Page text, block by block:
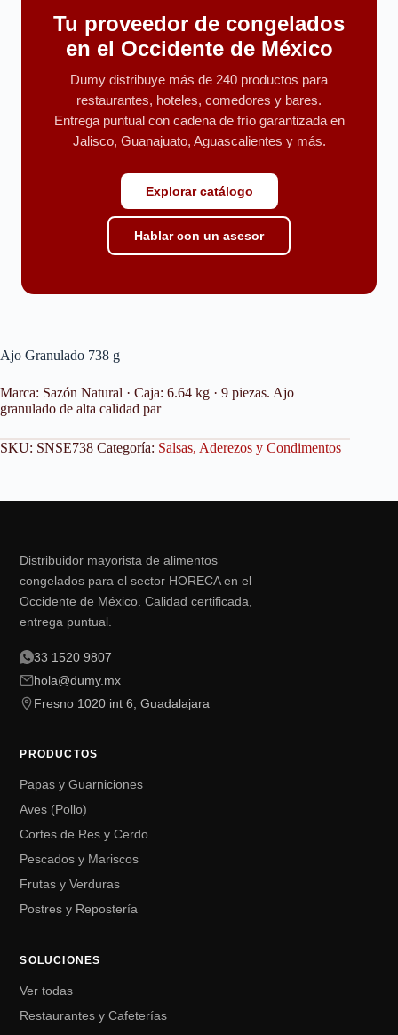
Tu proveedor de congelados
en el Occidente de México
Dumy distribuye más de 240 productos para
restaurantes, hoteles, comedores y bares.
Entrega puntual con cadena de frío garantizada en
Jalisco, Guanajuato, Aguascalientes y más.
Explorar catálogo
Hablar con un asesor
Ajo Granulado 738 g
Marca: Sazón Natural · Caja: 6.64 kg · 9 piezas. Ajo
granulado de alta calidad par
SKU: SNSE738 Categoría: Salsas, Aderezos y Condimentos
Distribuidor mayorista de alimentos
congelados para el sector HORECA en el
Occidente de México. Calidad certificada,
entrega puntual.
33 1520 9807
hola@dumy.mx
Fresno 1020 int 6, Guadalajara
PRODUCTOS
Papas y Guarniciones
Aves (Pollo)
Cortes de Res y Cerdo
Pescados y Mariscos
Frutas y Verduras
Postres y Repostería
SOLUCIONES
Ver todas
Restaurantes y Cafeterías